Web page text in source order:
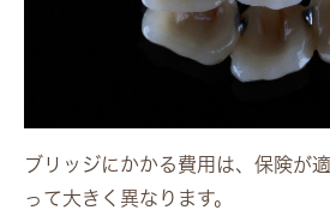
ブリッジにかかる費用は、保険が
って大きく異なります。